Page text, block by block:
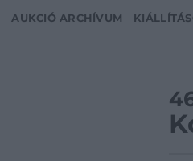
AUKCIÓ ARCHÍVUM